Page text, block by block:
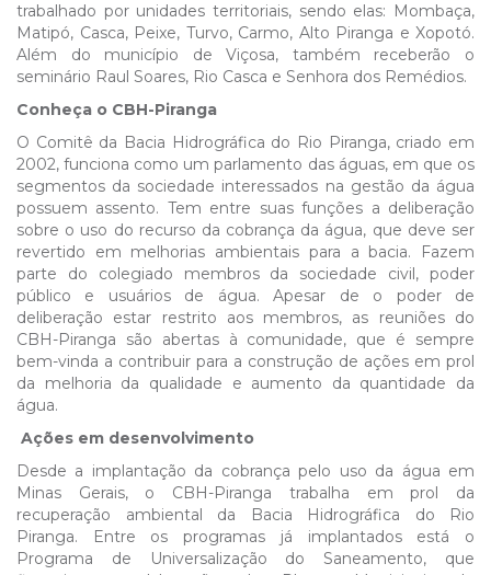
trabalhado por unidades territoriais, sendo elas: Mombaça,
Matipó, Casca, Peixe, Turvo, Carmo, Alto Piranga e Xopotó.
Além do município de Viçosa, também receberão o
seminário Raul Soares, Rio Casca e Senhora dos Remédios.
Conheça o CBH-Piranga
O Comitê da Bacia Hidrográfica do Rio Piranga, criado em
2002, funciona como um parlamento das águas, em que os
segmentos da sociedade interessados na gestão da água
possuem assento. Tem entre suas funções a deliberação
sobre o uso do recurso da cobrança da água, que deve ser
revertido em melhorias ambientais para a bacia. Fazem
parte do colegiado membros da sociedade civil, poder
público e usuários de água. Apesar de o poder de
deliberação estar restrito aos membros, as reuniões do
CBH-Piranga são abertas à comunidade, que é sempre
bem-vinda a contribuir para a construção de ações em prol
da melhoria da qualidade e aumento da quantidade da
água.
Ações em desenvolvimento
Desde a implantação da cobrança pelo uso da água em
Minas Gerais, o CBH-Piranga trabalha em prol da
recuperação ambiental da Bacia Hidrográfica do Rio
Piranga. Entre os programas já implantados está o
Programa de Universalização do Saneamento, que